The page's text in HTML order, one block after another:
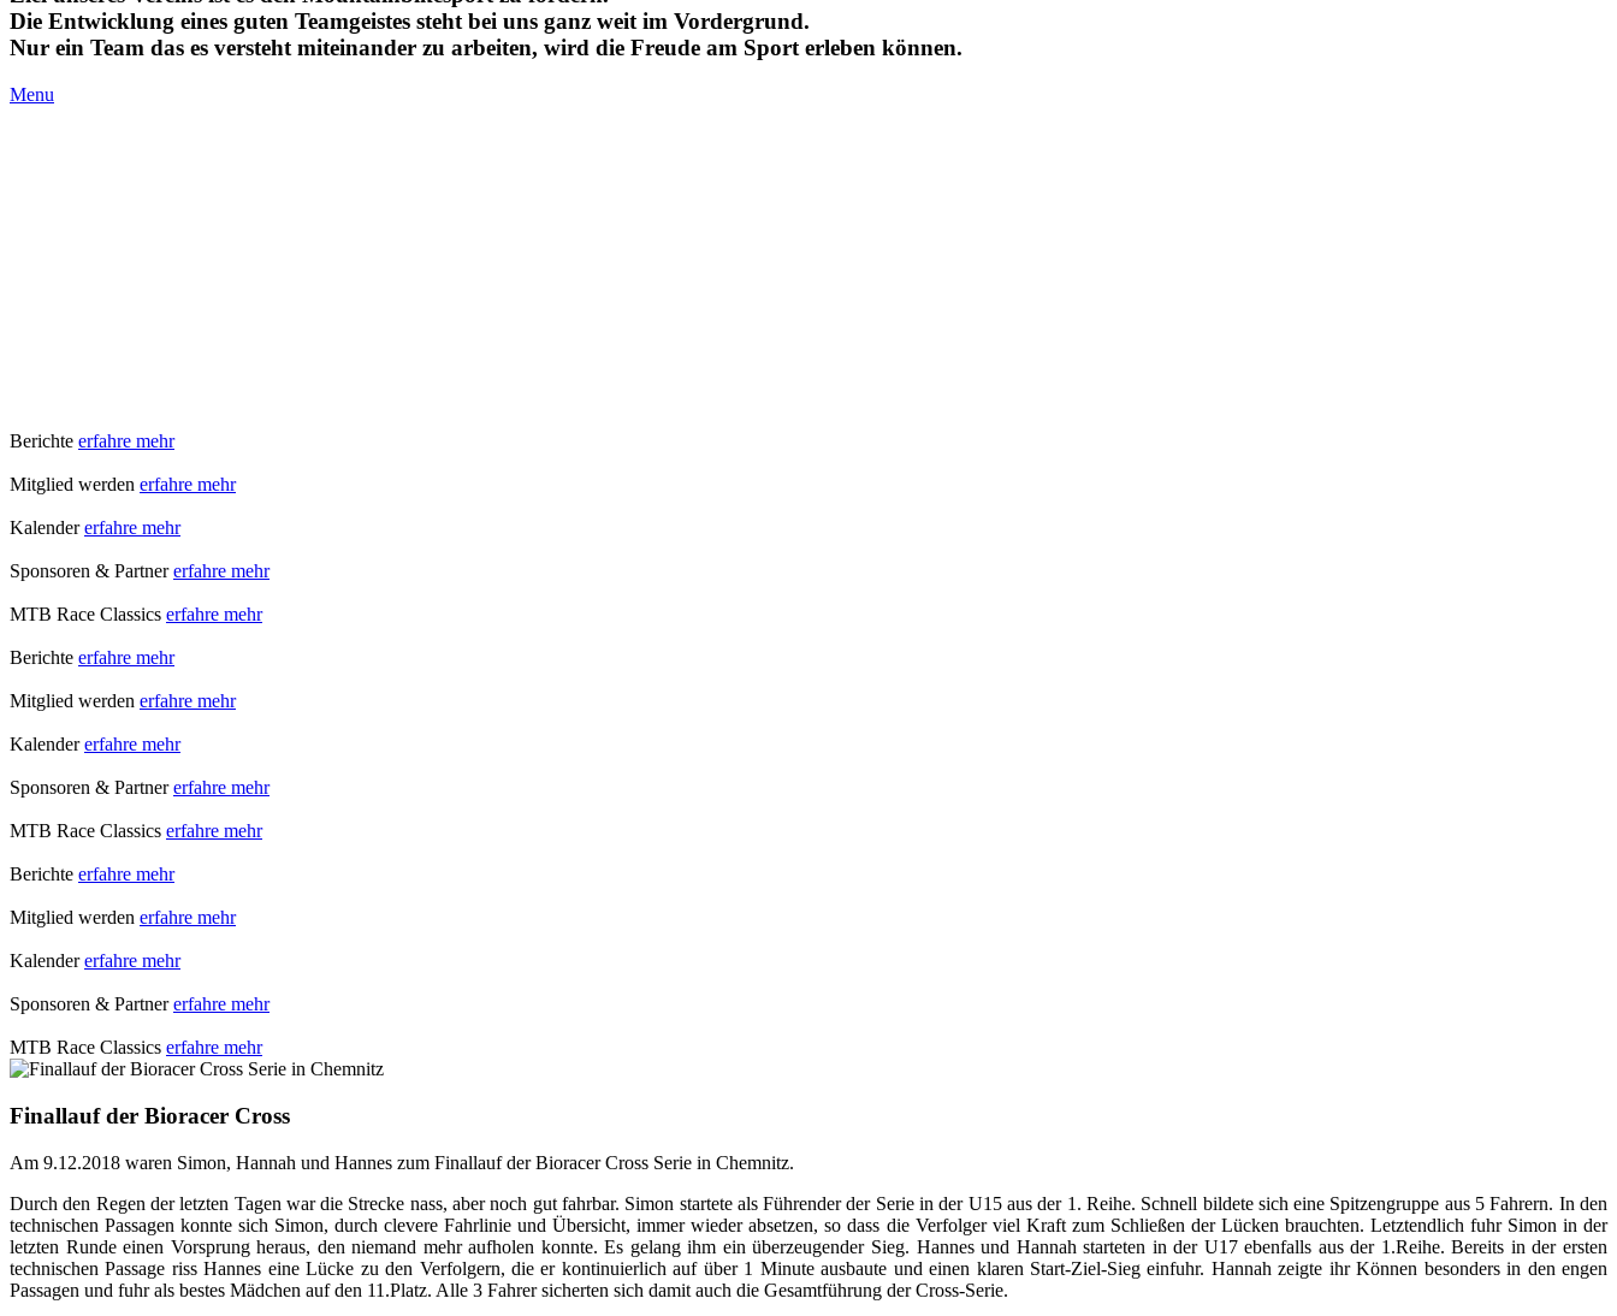
Die Entwicklung eines guten Teamgeistes steht bei uns ganz weit im Vordergrund.
Nur ein Team das es versteht miteinander zu arbeiten, wird die Freude am Sport erleben können.
Menu
Berichte erfahre mehr
Mitglied werden erfahre mehr
Kalender erfahre mehr
Sponsoren & Partner erfahre mehr
MTB Race Classics erfahre mehr
Berichte erfahre mehr
Mitglied werden erfahre mehr
Kalender erfahre mehr
Sponsoren & Partner erfahre mehr
MTB Race Classics erfahre mehr
Berichte erfahre mehr
Mitglied werden erfahre mehr
Kalender erfahre mehr
Sponsoren & Partner erfahre mehr
MTB Race Classics erfahre mehr
Finallauf der Bioracer Cross
Am 9.12.2018 waren Simon, Hannah und Hannes zum Finallauf der Bioracer Cross Serie in Chemnitz.
Durch den Regen der letzten Tagen war die Strecke nass, aber noch gut fahrbar. Simon startete als Führender der Serie in der U15 aus der 1. Reihe. Schnell bildete sich eine Spitzengruppe aus 5 Fahrern. In den
technischen Passagen konnte sich Simon, durch clevere Fahrlinie und Übersicht, immer wieder absetzen, so dass die Verfolger viel Kraft zum Schließen der Lücken brauchten. Letztendlich fuhr Simon in der
letzten Runde einen Vorsprung heraus, den niemand mehr aufholen konnte. Es gelang ihm ein überzeugender Sieg. Hannes und Hannah starteten in der U17 ebenfalls aus der 1.Reihe. Bereits in der ersten
technischen Passage riss Hannes eine Lücke zu den Verfolgern, die er kontinuierlich auf über 1 Minute ausbaute und einen klaren Start-Ziel-Sieg einfuhr. Hannah zeigte ihr Können besonders in den engen
Passagen und fuhr als bestes Mädchen auf den 11.Platz. Alle 3 Fahrer sicherten sich damit auch die Gesamtführung der Cross-Serie.